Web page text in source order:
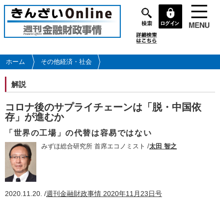
メ
イ
コ
ン
に
動
ホーム その他経済・社会
解説
コロナ後のサプライチェーンは「脱・中国依
存」が進むか
「世界の工場」の代替は容易ではない
みずほ総合研究所 首席エコノミスト /太田 智之
2020.11.20. /週刊金融財政事情 2020年11月23日号